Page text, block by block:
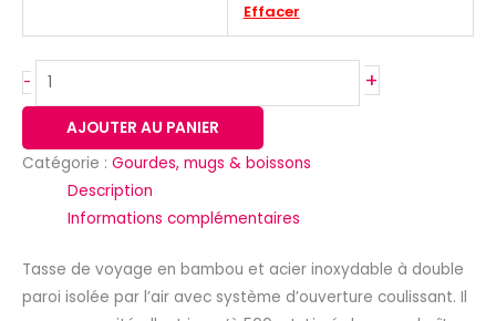
Effacer
- +
AJOUTER AU PANIER
Catégorie : Gourdes, mugs & boissons
Description
Informations complémentaires
Tasse de voyage en bambou et acier inoxydable à double
paroi isolée par l’air avec système d’ouverture coulissant. Il